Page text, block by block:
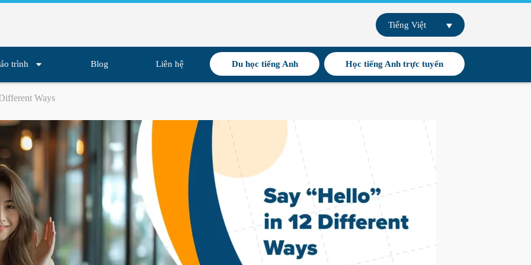
Tiếng Việt
trình Blog Liên hệ Du học tiếng Anh Học tiếng Anh trực tuyến
Ways